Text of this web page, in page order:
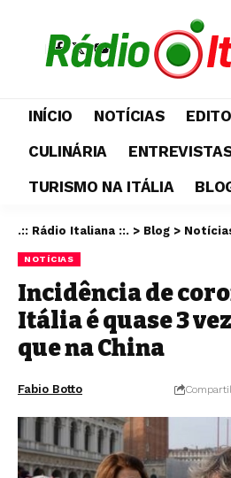
INÍCIO NOTÍCIAS
CULINÁRIA
TURISMO NA ITÁLIA
.:: Rádio Italiana ::. > Blog >
NOTÍCIAS
Incidência de
Itália é quase 3
que na China
Fabio Botto